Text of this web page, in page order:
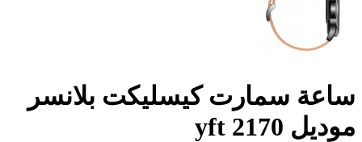
ساعة سمارت كيسليكت بلانسر
موديل yft 2170